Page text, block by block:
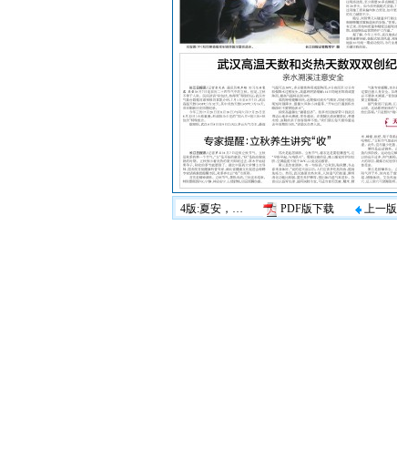
4版:夏安，武汉 PDF版下载 上一版